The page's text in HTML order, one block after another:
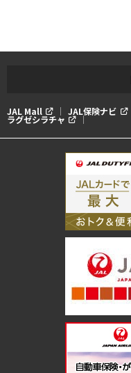
JAL Mall JAL保険ナビ
ラグゼシラチャ